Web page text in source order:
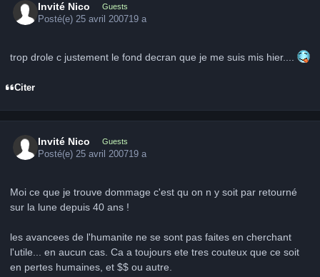
Invité Nico Guests
Posté(e)25 avril 200719 a
trop drole c justement le fond decran que je me suis mis hier....
Citer
Invité Nico Guests
Posté(e)25 avril 200719 a
Moi ce que je trouve dommage c'est qu on n y soit par retourné
sur la lune depuis 40 ans !
les avancees de l'humanite ne se sont pas faites en cherchant
l'utile... en aucun cas. Ca a toujours ete tres couteux que ce soit
en pertes humaines, et $$ ou autre.